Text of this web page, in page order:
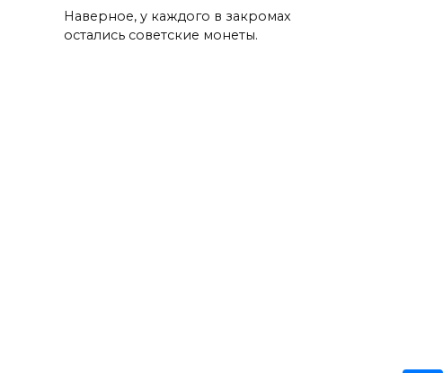
Наверное, у каждого в закромах
остались советские монеты.